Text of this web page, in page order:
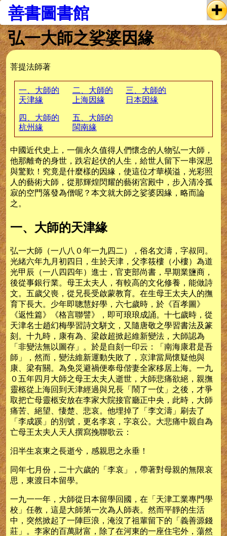
善書圖書館
弘一大師之娑婆因緣
菩提法師著
一、大師的
天津緣
二、大師的
上海因緣
三、大師的
日本因緣
四、大師的
杭州緣
五、大師的
閩南緣
中國近代史上，一個永久值得人們懷念的人物弘一大師，
他那離奇的身世，跌宕起伏的人生，給世人留下一串深思
與驚歎！究竟是什麼樣的因緣，使這位才華橫溢，光彩照
人的藝術大師，從那輝煌閃耀的藝術宮殿中，步入清冷孤
寂的空門落發為僧呢？本文就大師之娑婆因緣，略而論
之。
一、大師的天津緣
弘一大師（一八八０年一九四二），俗名文濤，字叔同。
光緒六年九月初四日，生於天津，父李筱樓（小樓）為道
光甲辰（一八四四年）進士，官吏部尚書，早期業鹽商，
後從事銀行業。母王太夫人，有較高的文化修養，能做詩
文。五歲父喪，從兄長受啟蒙教育。在生母王太夫人的撫
育下長大。少年即聰慧好學，六七歲時，於《百孝圖》
《返性篇》《格言聯譬》，即可琅琅成誦。十七歲時，從
天津名士趙幻梅學習詩文駢文，又隨唐敬之學習書法及篆
刻。十九時，康有為、梁啟超掀起維新變法，大師認為
「非變法無以圖存」。於是自刻一印云：「南海康君是吾
師」，然而，變法維新運動失敗了，京津當局懷疑他與
康、梁有關。為免災避禍便奉母偕妻全家移居上海。一九
０五年四月大師之母王太夫人逝世，大師悲痛欲絕，親撫
靈柩從上海回到天津經過與兄長「鬧了一仗」之後，才爭
取把亡母靈柩安放在李家大院接官廳正中央，此時，大師
痛苦、絕望、悽楚、悲哀。他埋掉了「李文濤」刷去了
「李成蹊」的別號，更名李哀，字哀公。大悲痛中親自為
亡母王太夫人天人撰寫挽聯歌云：
汨半生哀東之長逝兮，感親思之永垂！
同年七月份，二十六歲的「李哀」，帶著對母親的無限哀
思，東渡日本留學。
一九一一年，大師從日本留學回國，在「天津工業專門學
校」任教，這是大師第一次為人師表。然而平靜的生活
中，突然掀起了一陣巨浪，淹沒了祖輩留下的「義善源錢
莊」。李家的百萬財富，除了在河東的一座住宅外，蕩然